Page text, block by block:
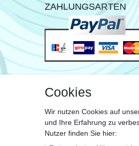
ZAHLUNGSARTEN
Cookies
Wir nutzen Cookies auf
und Ihre Erfahrung zu
Nutzer finden Sie hier: